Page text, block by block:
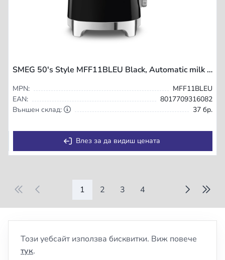
SMEG 50's Style MFF11BLEU Black, Automatic milk frother/warmer, Black, Stainless steel, 250 ml, 0.6 L, Hot & Cold
MPN:
MFF11BLEU
EAN:
8017709316082
Външен склад:
37 бр.
Влез за да видиш цената
1 2 3 4
Този уебсайт използва бисквитки. Виж повече
тук.